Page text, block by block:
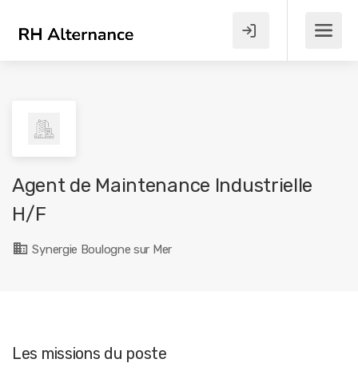
Agent de Maintenance Industrielle
H/F
Synergie Boulogne sur Mer
Les missions du poste